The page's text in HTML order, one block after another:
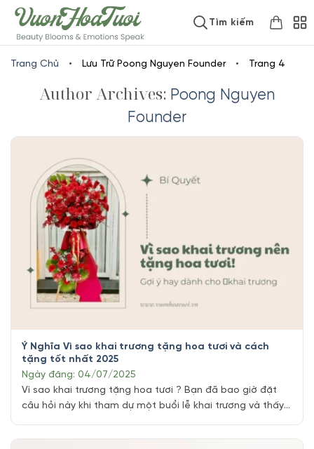
www.vuonhoatuoi.vnSkip
to
content
Tìm kiếm
Trang Chủ • Lưu Trữ Poong Nguyen Founder • Trang 4
Author Archives: Poong Nguyen
Founder
Ý Nghĩa Vì sao khai trương tặng hoa tươi và cách
tặng tốt nhất 2025
Ngày đăng: 04/07/2025
Vì sao khai trương tặng hoa tươi ? Bạn đã bao giờ đặt
câu hỏi này khi tham dự một buổi lễ khai trương và thấy
tắn hay chưa? Có lẽ bạn sẽ tự hỏi tại sao tặng hoa tươi